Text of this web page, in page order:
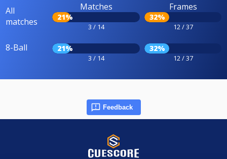
All
matches
Matches
21%
3 / 14
Frames
32%
12 / 37
8-Ball 21%
3 / 14
32%
12 / 37
Feedback